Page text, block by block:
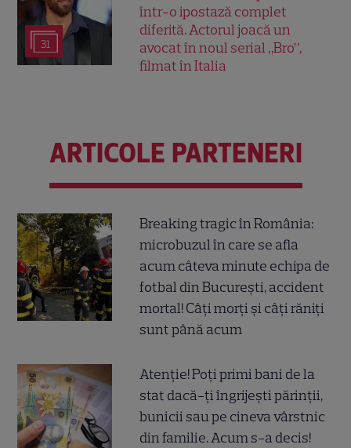
31
într-o ipostază complet
diferită. Actorul joacă un
avocat în noul serial „Bro”,
filmat în Italia
ARTICOLE PARTENERI
Breaking tragic în România:
microbuzul în care se afla
acum câteva minute echipa de
fotbal din București, accident
mortal! Câți morți și câți răniți
sunt până acum
Atenție! Poți primi bani de la
stat dacă-ți îngrijești părinții,
bunicii sau pe cineva vârstnic
din familie. Acum s-a decis!